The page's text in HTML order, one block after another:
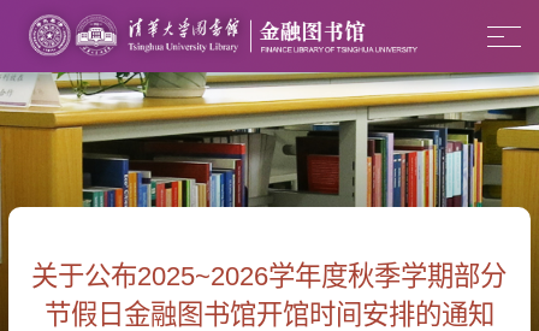
关于公布2025~2026学年度秋季学期部分
节假日金融图书馆开馆时间安排的通知